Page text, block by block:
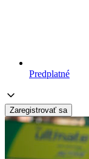
Predplatné
Zaregistrovať sa